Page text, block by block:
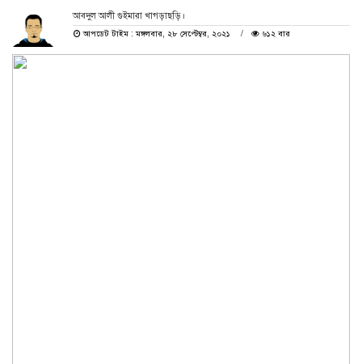
আবদুল আলী গুইমারা খাগড়াছড়ি।
আপডেট টাইম : মঙ্গলবার, ২৮ সেপ্টেম্বর, ২০২১
৬১২ বার